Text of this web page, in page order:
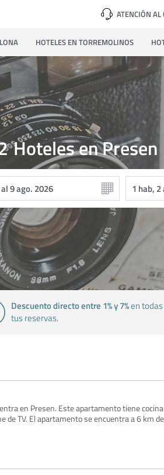
ATENCIÓN AL
HOTELES EN TORREMOLINOS
Hoteles en Presen
Descuento directo entre 1% y 7%en todas
tus reservas.
en Presen. Este apartamento tiene cocina
de TV. El apartamento se encuentra a 6 km de